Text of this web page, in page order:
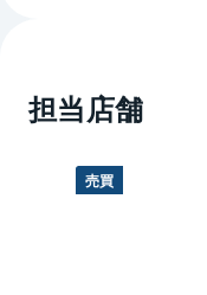
担当店舗
売買